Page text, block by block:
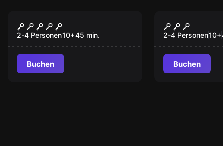
Alice VR
2-4 Personen10+45 min.
Buchen
Huxley VR
2-4 Personen10+
Buchen